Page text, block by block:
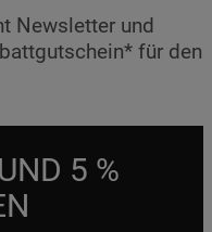
Newsletter und
für den
5 %